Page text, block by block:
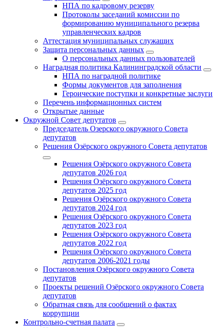
НПА по кадровому резерву
Протоколы заседаний комиссии по
формированию муниципального резерва
управленческих кадров
Аттестация муниципальных служащих
Защита персональных данных
О персональных данных пользователей
Наградная политика Калининградской области
НПА по наградной политике
Формы документов для заполнения
Героические поступки и конкретные заслуги
Перечень информационных систем
Открытые данные
Окружной Совет депутатов
Председатель Озерского окружного Совета
депутатов
Решения Озёрского окружного Совета депутатов
Решения Озёрского окружного Совета
депутатов 2026 год
Решения Озёрского окружного Совета
депутатов 2025 год
Решения Озёрского окружного Совета
депутатов 2024 год
Решения Озёрского окружного Совета
депутатов 2023 год
Решения Озёрского окружного Совета
депутатов 2022 год
Решения Озёрского окружного Совета
депутатов 2006-2021 годы
Постановления Озёрского окружного Совета
депутатов
Проекты решений Озёрского окружного Совета
депутатов
Обратная связь для сообщений о фактах
коррупции
Контрольно-счетная палата